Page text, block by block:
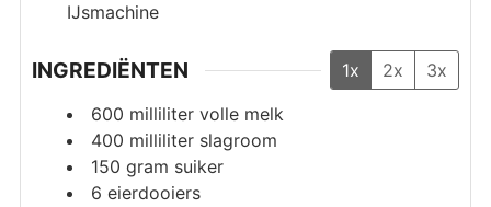
IJsmachine
INGREDIËNTEN 1x 2x
3x
600 milliliter volle melk
400 milliliter slagroom
150 gram suiker
6 eierdooiers